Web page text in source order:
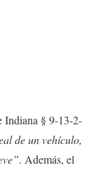
Indiana § 9-13-2-
de un vehículo,
. Además, el